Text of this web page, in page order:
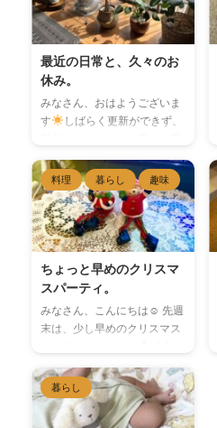
最近の日常と、久々のお
休み。
みなさん、おはようございま
す
しばらく更新ができず、
Instagramに書かせてもらっ
たのですが、2月末に知り合
いからお声かけいただき、初
のマルシェ出店が決まりまし
た。 初めての事なので、ウキ
ウキワクワク！
何を作ろう
かな〜。こんなのあったらい
相談しながら張り切って作っ
ていたのですが、まさかの子
供の入園式の日と被ってしま
いました(*_*)𖦹‎ なーんとな
く、被らないといいなぁ〜と
は思ってたんだけど、、、な
料理 暮らし 趣味
ちょっと早めのクリスマ
スパーティ。
みなさん、こんにちは☺︎ 先週
末は、少し早めのクリスマス
画して、クリスマスパーティ
を行うことに♩ 義妹が料理を
担当してくれたので、私はケ
暮らし